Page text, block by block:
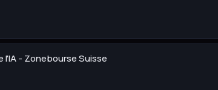
l'IA - Zonebourse Suisse